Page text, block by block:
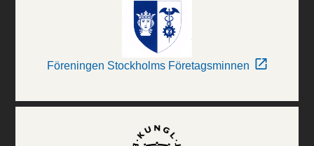
Föreningen Stockholms Företagsminnen